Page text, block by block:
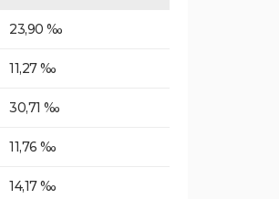
23,90 ‰
11,27 ‰
30,71 ‰
11,76 ‰
14,17 ‰